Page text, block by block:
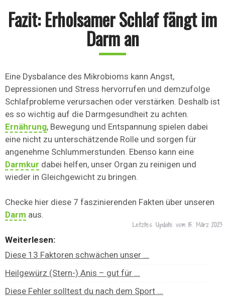
Fazit: Erholsamer Schlaf fängt im
Darm an
Eine Dysbalance des Mikrobioms kann Angst,
Depressionen und Stress hervorrufen und demzufolge
Schlafprobleme verursachen oder verstärken. Deshalb ist
es so wichtig auf die Darmgesundheit zu achten.
Ernährung, Bewegung und Entspannung spielen dabei
eine nicht zu unterschätzende Rolle und sorgen für
angenehme Schlummerstunden. Ebenso kann eine
Darmkur dabei helfen, unser Organ zu reinigen und
wieder in Gleichgewicht zu bringen.
Checke hier diese 7 faszinierenden Fakten über unseren
Darm aus.
Letztes Update vom 15. März 2023
Weiterlesen:
Diese 13 Faktoren schwächen unser ...
Heilgewürz (Stern-) Anis – gut für ...
Diese Fehler solltest du nach dem Sport ...